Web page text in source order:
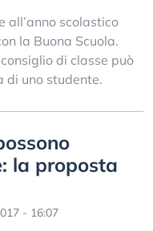
all’anno scolastico
la Buona Scuola.
di classe può
di uno studente.
la proposta
- 16:07